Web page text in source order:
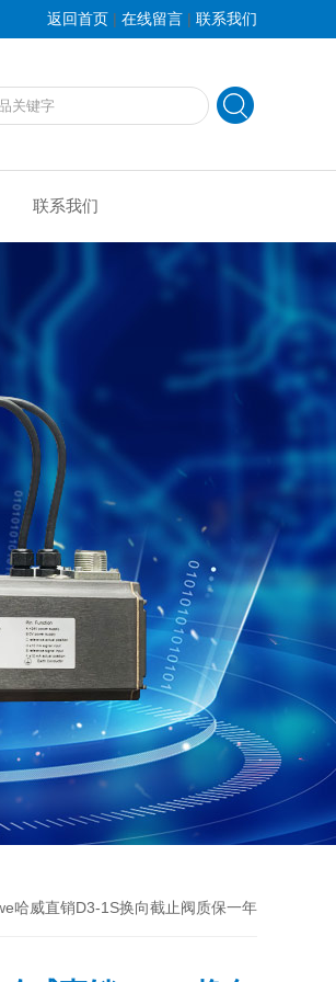
返回首页 | 在线留言 | 联系我们
联系我们
哈威直销D3-1S换向截止阀质保一年